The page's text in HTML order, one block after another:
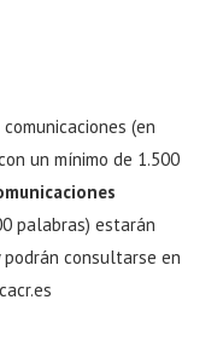
(en
un mínimo de 1.500
palabras) estarán
consultarse en